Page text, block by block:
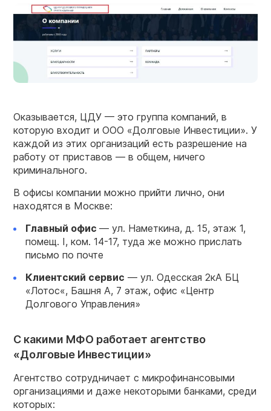
Оказывается, ЦДУ — это группа компаний, в
которую входит и ООО «Долговые Инвестиции». У
каждой из этих организаций есть разрешение на
работу от приставов — в общем, ничего
криминального.
В офисы компании можно прийти лично, они
находятся в Москве:
Главный офис — ул. Наметкина, д. 15, этаж 1,
помещ. I, ком. 14-17, туда же можно прислать
письмо по почте
Клиентский сервис — ул. Одесская 2кА БЦ
«Лотос«, Башня А, 7 этаж, офис «Центр
Долгового Управления»
С какими МФО работает агентство
«Долговые Инвестиции»
Агентство сотрудничает с микрофинансовыми
организациями и даже некоторыми банками, среди
которых: